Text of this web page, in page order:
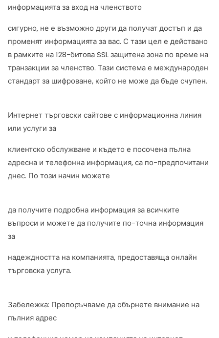
информацията за вход на членството
сигурно, не е възможно други да получат достъп и да
променят информацията за вас. С тази цел е действано
в рамките на 128-битова SSL защитена зона по време на
транзакции за членство. Тази система е международен
стандарт за шифроване, който не може да бъде счупен.
Интернет търговски сайтове с информационна линия
или услуги за
клиентско обслужване и където е посочена пълна
адресна и телефонна информация, са по-предпочитани
днес. По този начин можете
да получите подробна информация за всичките
въпроси и можете да получите по-точна информация
за
надеждността на компанията, предоставяща онлайн
търговска услуга.
Забележка: Препоръчваме да обърнете внимание на
пълния адрес